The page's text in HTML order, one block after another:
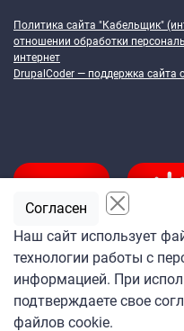
Политика сайта "Кабельщик"
отношении обработки
интернет
DrupalCoder — поддержка сайта
Подпишитесь
на ежедневную рассылку
«Кабельщика»
Наш сайт использует
технологии работы с
информацией. При
подтверждаете свое
файлов cookie.
Согласен